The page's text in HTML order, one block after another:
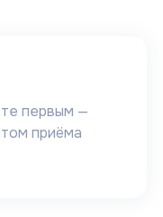
первым —
приёма